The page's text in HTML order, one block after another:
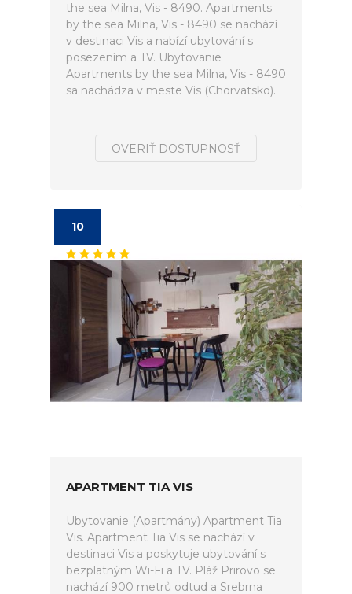
the sea Milna, Vis - 8490. Apartments
by the sea Milna, Vis - 8490 se nachází
v destinaci Vis a nabízí ubytování s
posezením a TV. Ubytovanie
Apartments by the sea Milna, Vis - 8490
sa nachádza v meste Vis (Chorvatsko).
OVERIŤ DOSTUPNOSŤ
10
APARTMENT TIA VIS
Ubytovanie (Apartmány) Apartment Tia
Vis. Apartment Tia Vis se nachází v
destinaci Vis a poskytuje ubytování s
bezplatným Wi-Fi a TV. Pláž Prirovo se
nachází 900 metrů odtud a Srebrna